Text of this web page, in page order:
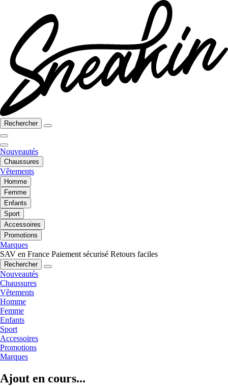
Rechercher
Nouveautés
Chaussures
Vêtements
Homme
Femme
Enfants
Sport
Accessoires
Promotions
Marques
SAV en France Paiement sécurisé Retours faciles
Rechercher
Nouveautés
Chaussures
Vêtements
Homme
Femme
Enfants
Sport
Accessoires
Promotions
Marques
Ajout en cours...